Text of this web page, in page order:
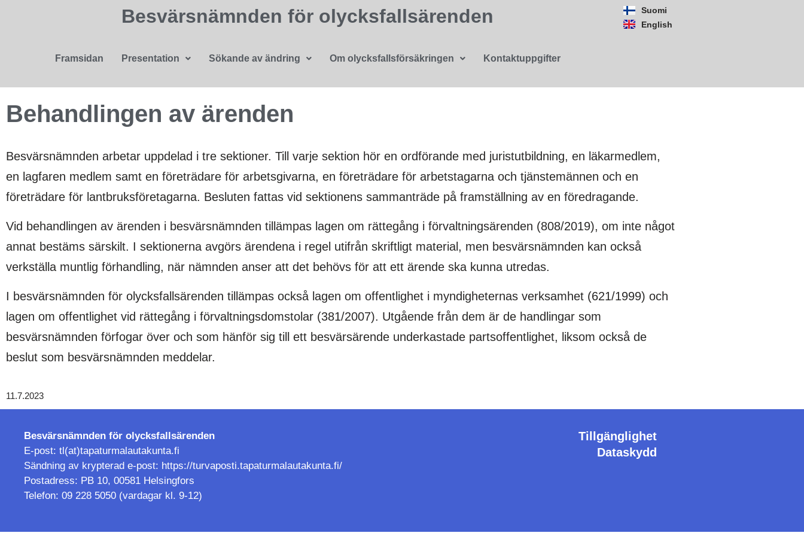
Besvärsnämnden för olycksfallsärenden
Framsidan Presentation Sökande av ändring Om olycksfallsförsäkringen Kontaktuppgifter
Suomi
English
Behandlingen av ärenden
Besvärsnämnden arbetar uppdelad i tre sektioner. Till varje sektion hör en ordförande med juristutbildning, en läkarmedlem,
en lagfaren medlem samt en företrädare för arbetsgivarna, en företrädare för arbetstagarna och tjänstemännen och en
företrädare för lantbruksföretagarna. Besluten fattas vid sektionens sammanträde på framställning av en föredragande.
Vid behandlingen av ärenden i besvärsnämnden tillämpas lagen om rättegång i förvaltningsärenden (808/2019), om inte något
annat bestäms särskilt. I sektionerna avgörs ärendena i regel utifrån skriftligt material, men besvärsnämnden kan också
verkställa muntlig förhandling, när nämnden anser att det behövs för att ett ärende ska kunna utredas.
I besvärsnämnden för olycksfallsärenden tillämpas också lagen om offentlighet i myndigheternas verksamhet (621/1999) och
lagen om offentlighet vid rättegång i förvaltningsdomstolar (381/2007). Utgående från dem är de handlingar som
besvärsnämnden förfogar över och som hänför sig till ett besvärsärende underkastade partsoffentlighet, liksom också de
beslut som besvärsnämnden meddelar.
11.7.2023
Besvärsnämnden för olycksfallsärenden
E-post: tl(at)tapaturmalautakunta.fi
Sändning av krypterad e-post: https://turvaposti.tapaturmalautakunta.fi/
Postadress: PB 10, 00581 Helsingfors
Telefon: 09 228 5050 (vardagar kl. 9-12)
Tillgänglighet
Dataskydd